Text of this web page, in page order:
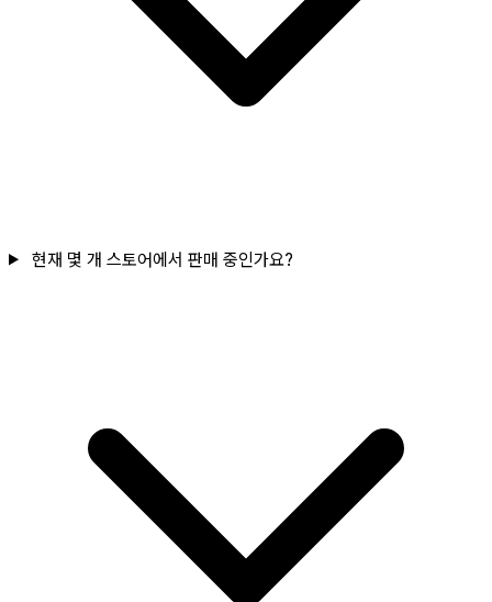
현재 몇 개 스토어에서 판매 중인가요?